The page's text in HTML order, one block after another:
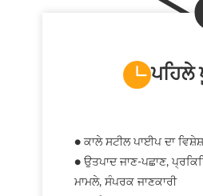
ਪਹਿਲੇ
● ਕਾਲੇ ਸਟੀਲ ਪਾਈਪ ਦਾ
● ਉਤਪਾਦ ਜਾਣ-ਪਛਾਣ,
ਮਾਮਲੇ, ਸੰਪਰਕ ਜਾਣਕਾਰੀ